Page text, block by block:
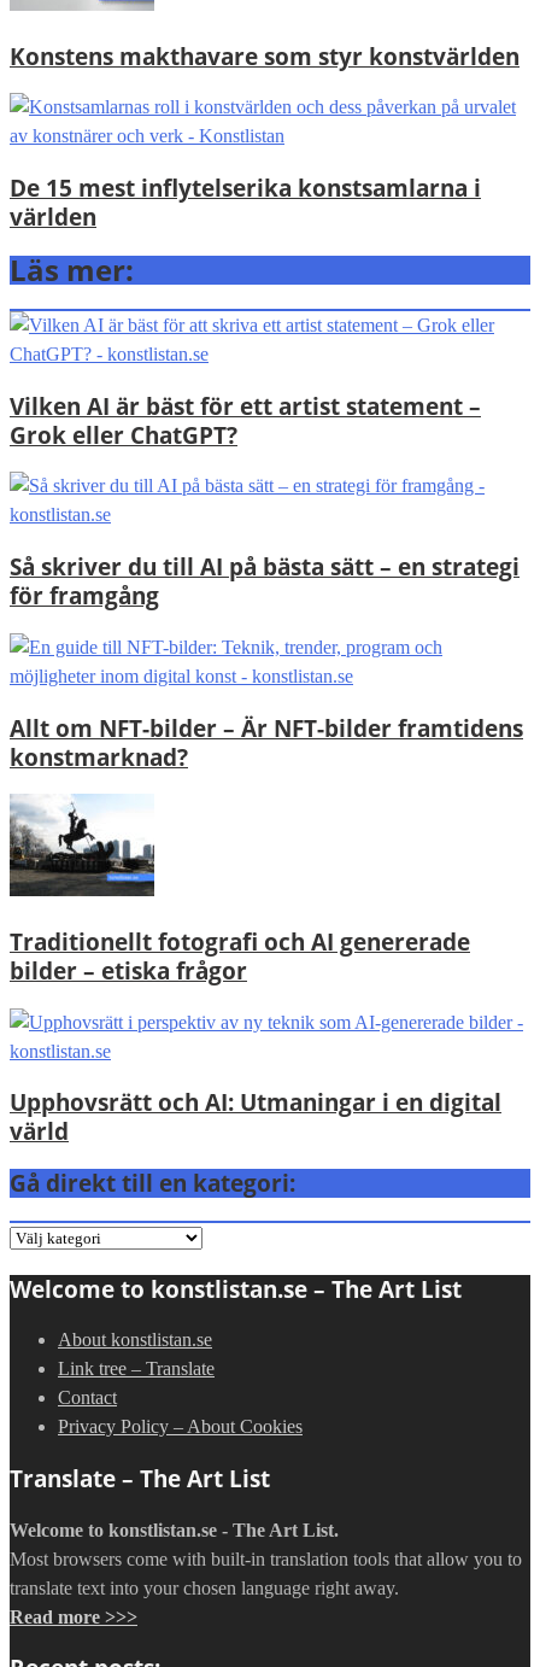
Konstens makthavare som styr konstvärlden
De 15 mest inflytelserika konstsamlarna i
världen
Läs mer:
Vilken AI är bäst för ett artist statement –
Grok eller ChatGPT?
Så skriver du till AI på bästa sätt – en strategi
för framgång
Allt om NFT-bilder – Är NFT-bilder framtidens
konstmarknad?
Traditionellt fotografi och AI genererade
bilder – etiska frågor
Upphovsrätt och AI: Utmaningar i en digital
värld
Gå direkt till en kategori:
Gå
till
kategori:
Welcome to konstlistan.se – The Art List
About konstlistan.se
Link tree – Translate
Contact
Privacy Policy – About Cookies
Translate – The Art List
Welcome to konstlistan.se - The Art List.
Most browsers come with built-in translation tools that allow you to
translate text into your chosen language right away.
Read more >>>